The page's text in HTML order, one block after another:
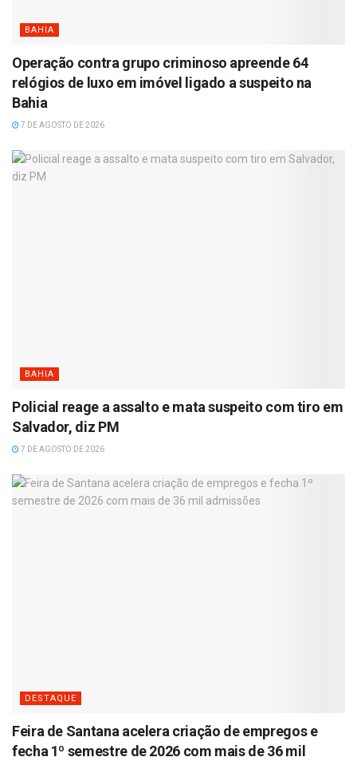
BAHIA
Operação contra grupo criminoso apreende 64
relógios de luxo em imóvel ligado a suspeito na
Bahia
7 DE AGOSTO DE 2026
BAHIA
Policial reage a assalto e mata suspeito com tiro em
Salvador, diz PM
7 DE AGOSTO DE 2026
DESTAQUE
Feira de Santana acelera criação de empregos e
fecha 1º semestre de 2026 com mais de 36 mil